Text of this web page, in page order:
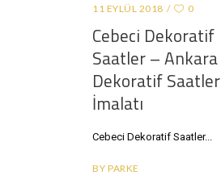
11 EYLÜL 2018 0
Cebeci Dekoratif
Saatler – Ankara
Dekoratif Saatler
İmalatı
Cebeci Dekoratif Saatler
BY PARKE